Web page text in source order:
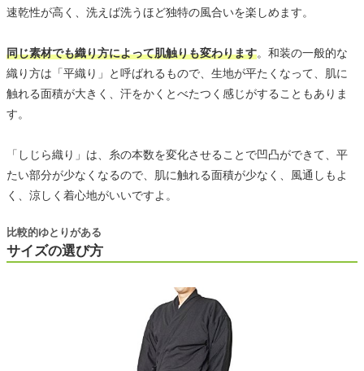
速乾性が高く、洗えば洗うほど独特の風合いを楽しめます。
同じ素材でも織り方によって肌触りも変わります。和装の一般的な
織り方は「平織り」と呼ばれるもので、生地が平たくなって、肌に
触れる面積が大きく、汗をかくとべたつく感じがすることもありま
す。
「しじら織り」は、糸の本数を変化させることで凹凸ができて、平
たい部分が少なくなるので、肌に触れる面積が少なく、風通しもよ
く、涼しく着心地がいいですよ。
サイズの選び方
比較的ゆとりがある